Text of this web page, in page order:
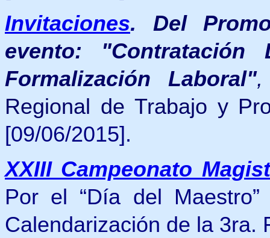
Invitaciones.
Del
evento:
Formalización Laboral",
Regional de Trabajo y
[09/06/2015].
XXIII Campeonato
Por el “Día del
Calendarización de la 3ra.